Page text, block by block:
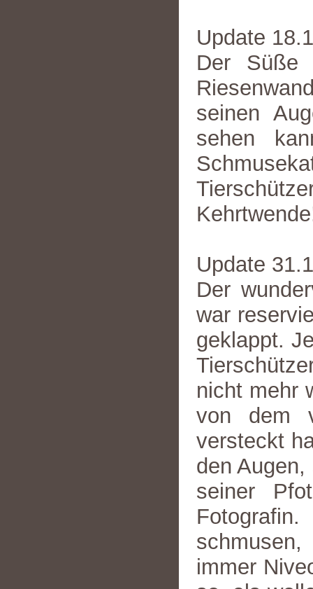
Update
Der Süße
seinen
sehen
Update
Der
war
geklappt.
nicht mehr
von dem
versteckt
den
seiner
immer